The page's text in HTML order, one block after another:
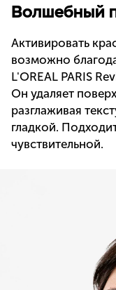
Волшебный
Активировать
возможно
L'OREAL PARIS
Он удаляет
разглаживая
гладкой.
чувствительной.